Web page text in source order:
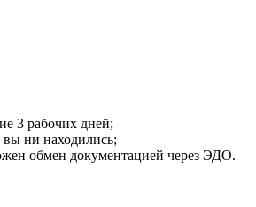
3 рабочих дней;
вы ни находились;
обмен документацией через ЭДО.